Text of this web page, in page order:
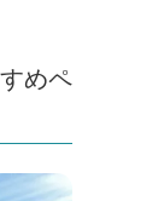
めペ